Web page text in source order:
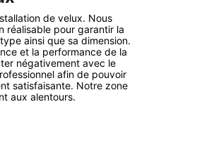
de velux. Nous
réalisable pour garantir la
ainsi que sa dimension.
et la performance de la
négativement avec le
afin de pouvoir
satisfaisante. Notre zone
aux alentours.